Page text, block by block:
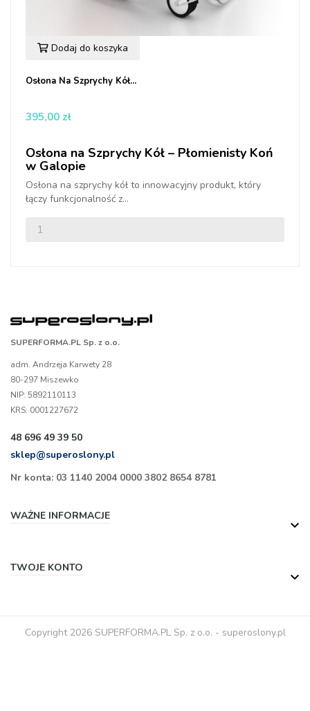
Dodaj do koszyka
Osłona Na Szprychy Kół...
395,00 zł
Osłona na Szprychy Kół – Płomienisty Koń
w Galopie
Osłona na szprychy kół to innowacyjny produkt, który
łączy funkcjonalność z...
SUPERFORMA.PL Sp. z o.o.
adm. Andrzeja Karwety 28
80-297 Miszewko
NIP: 5892110113
KRS: 0001227672
48 696 49 39 50
sklep@superoslony.pl
Nr konta: 03 1140 2004 0000 3802 8654 8781
WAŻNE INFORMACJE

TWOJE KONTO

Copyright 2026 SUPERFORMA.PL Sp. z o.o. - superoslony.pl